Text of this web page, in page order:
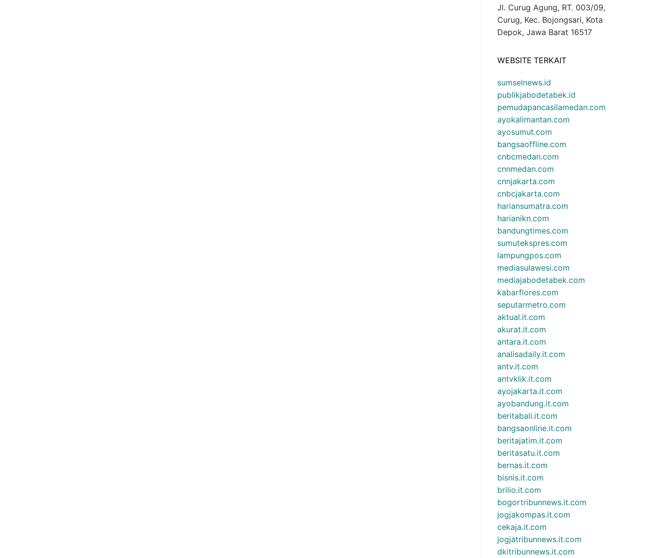
Jl. Curug Agung, RT. 003/09,
Curug, Kec. Bojongsari, Kota
Depok, Jawa Barat 16517
WEBSITE TERKAIT
sumselnews.id
publikjabodetabek.id
pemudapancasilamedan.com
ayokalimantan.com
ayosumut.com
bangsaoffline.com
cnbcmedan.com
cnnmedan.com
cnnjakarta.com
cnbcjakarta.com
hariansumatra.com
harianikn.com
bandungtimes.com
sumutekspres.com
lampungpos.com
mediasulawesi.com
mediajabodetabek.com
kabarflores.com
seputarmetro.com
aktual.it.com
akurat.it.com
antara.it.com
analisadaily.it.com
antv.it.com
antvklik.it.com
ayojakarta.it.com
ayobandung.it.com
beritabali.it.com
bangsaonline.it.com
beritajatim.it.com
beritasatu.it.com
bernas.it.com
bisnis.it.com
brilio.it.com
bogortribunnews.it.com
jogjakompas.it.com
cekaja.it.com
jogjatribunnews.it.com
dkitribunnews.it.com